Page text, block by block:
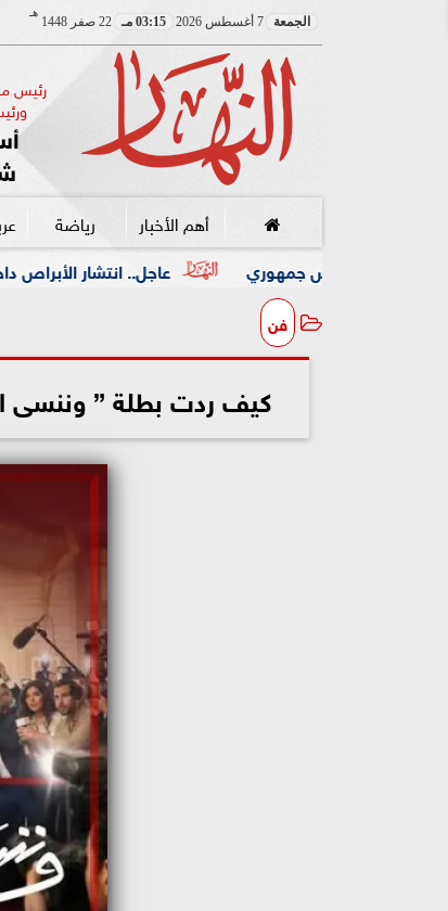
الجمعة 7 أغسطس 2026 03:15 مـ 22 صفر 1448
هـ
رئيس
أهم الأخبار رياضة
عاجل.. انتشار الأبراص داخل مستشفى
فن
كيف ردت بطلة ” وننسى